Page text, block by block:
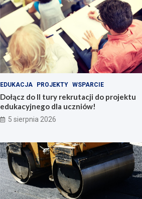
EDUKACJA PROJEKTY WSPARCIE
Dołącz do II tury rekrutacji do projektu
edukacyjnego dla uczniów!
5 sierpnia 2026